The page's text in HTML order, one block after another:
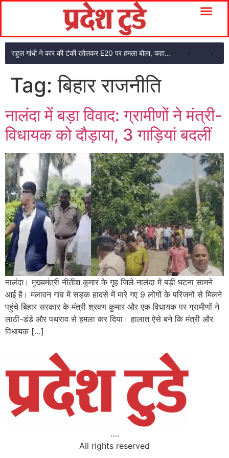
राहुल गांधी ने कार की टंकी खोलकर E20 पर हमला बोला, कहा- पूरी दाल ही काली है
Tag:बिहार राजनीति
नालंदा में बड़ा विवाद: ग्रामीणों ने मंत्री-
विधायक को दौड़ाया, 3 गाड़ियां बदलीं
नालंदा। मुख्यमंत्री नीतीश कुमार के गृह जिले नालंदा में बड़ी घटना सामने
आई है। मलावन गांव में सड़क हादसे में मारे गए 9 लोगों के परिजनों से मिलने
पहुंचे बिहार सरकार के मंत्री श्रवण कुमार और एक विधायक पर ग्रामीणों ने
लाठी-डंडे और पथराव से हमला कर दिया। हालात ऐसे बने कि मंत्री और
विधायक […]
….
All rights reserved